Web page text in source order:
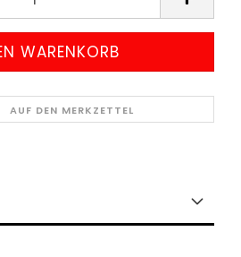
AUF DEN MERKZETTEL